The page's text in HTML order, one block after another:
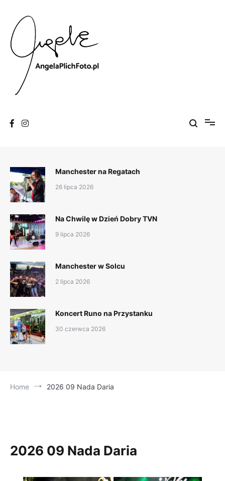
content
Manchester na Regatach
26 lipca 2026
Na Chwilę w Dzień Dobry TVN
9 lipca 2026
Manchester w Solcu
2 lipca 2026
Koncert Runo na Przystanku
30 czerwca 2026
Home 2026 09 Nada Daria
2026 09 Nada Daria